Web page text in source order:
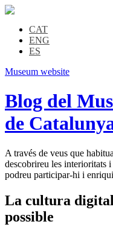
CAT
ENG
ES
Museum website
Blog del
de
A través de veus que
descobrireu les interioritats
podreu participar-hi i
La cultura
possible